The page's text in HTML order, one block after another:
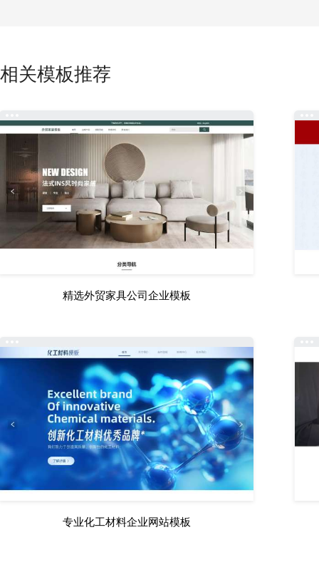
相关模板推荐
精选外贸家具公司企业模板
专业化工材料企业网站模板